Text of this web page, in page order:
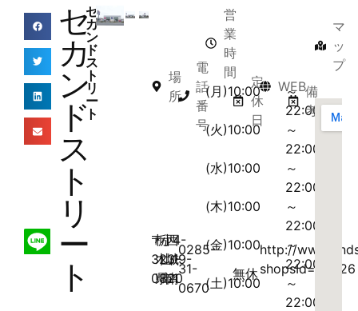
セ
カ
ン
ド
ス
ト
リ
ー
ト
セ
カ
ン
ド
ス
ト
リ
ー
ト
場
所
〒
323-
0820
栃
木
県
小
山
市
西
城
南
4-
19-
1
電
話
番
号
0285-
31-
0670
営
業
時
間
(月)10:00
～
22:00
(火)10:00
～
22:00
(水)10:00
～
22:00
(木)10:00
～
22:00
(金)10:00
～
22:00
(土)10:00
～
22:00
定
休
日
無休
WEB
http://
shopsId=30926
備
考
マ
ッ
プ